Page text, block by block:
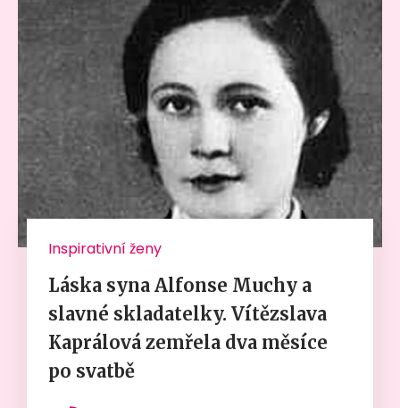
Inspirativní ženy
Láska syna Alfonse Muchy a
slavné skladatelky. Vítězslava
Kaprálová zemřela dva měsíce
po svatbě